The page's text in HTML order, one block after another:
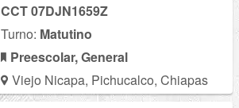
CCT 07DJN1659Z
Turno: Matutino
Preescolar, General
Viejo Nicapa, Pichucalco, Chiapas